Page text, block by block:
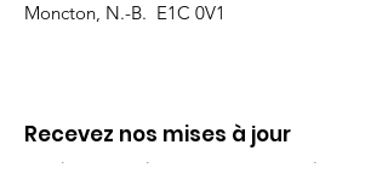
Moncton, N.-B. E1C 0V1
Recevez nos mises à jour
Inscrivez-vous ci-dessous pour recevoir